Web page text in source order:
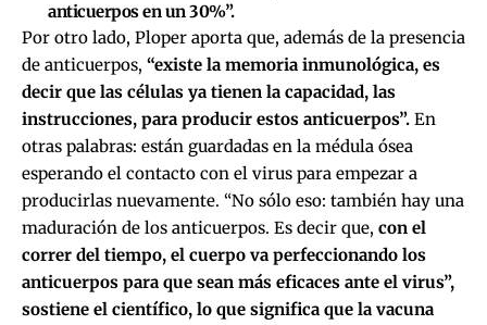
anticuerpos en un 30%”.
Por otro lado, Ploper aporta que, además de la presencia
de anticuerpos, “existe la memoria inmunológica, es
decir que las células ya tienen la capacidad, las
instrucciones, para producir estos anticuerpos”. En
otras palabras: están guardadas en la médula ósea
esperando el contacto con el virus para empezar a
producirlas nuevamente. “No sólo eso: también hay una
maduración de los anticuerpos. Es decir que, con el
correr del tiempo, el cuerpo va perfeccionando los
anticuerpos para que sean más eficaces ante el virus”,
sostiene el científico, lo que significa que la vacuna